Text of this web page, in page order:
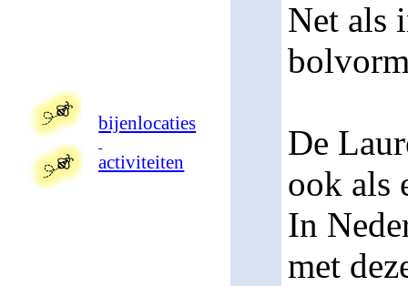
bijenlocaties
activiteiten
Net als
De
ook als
In
met